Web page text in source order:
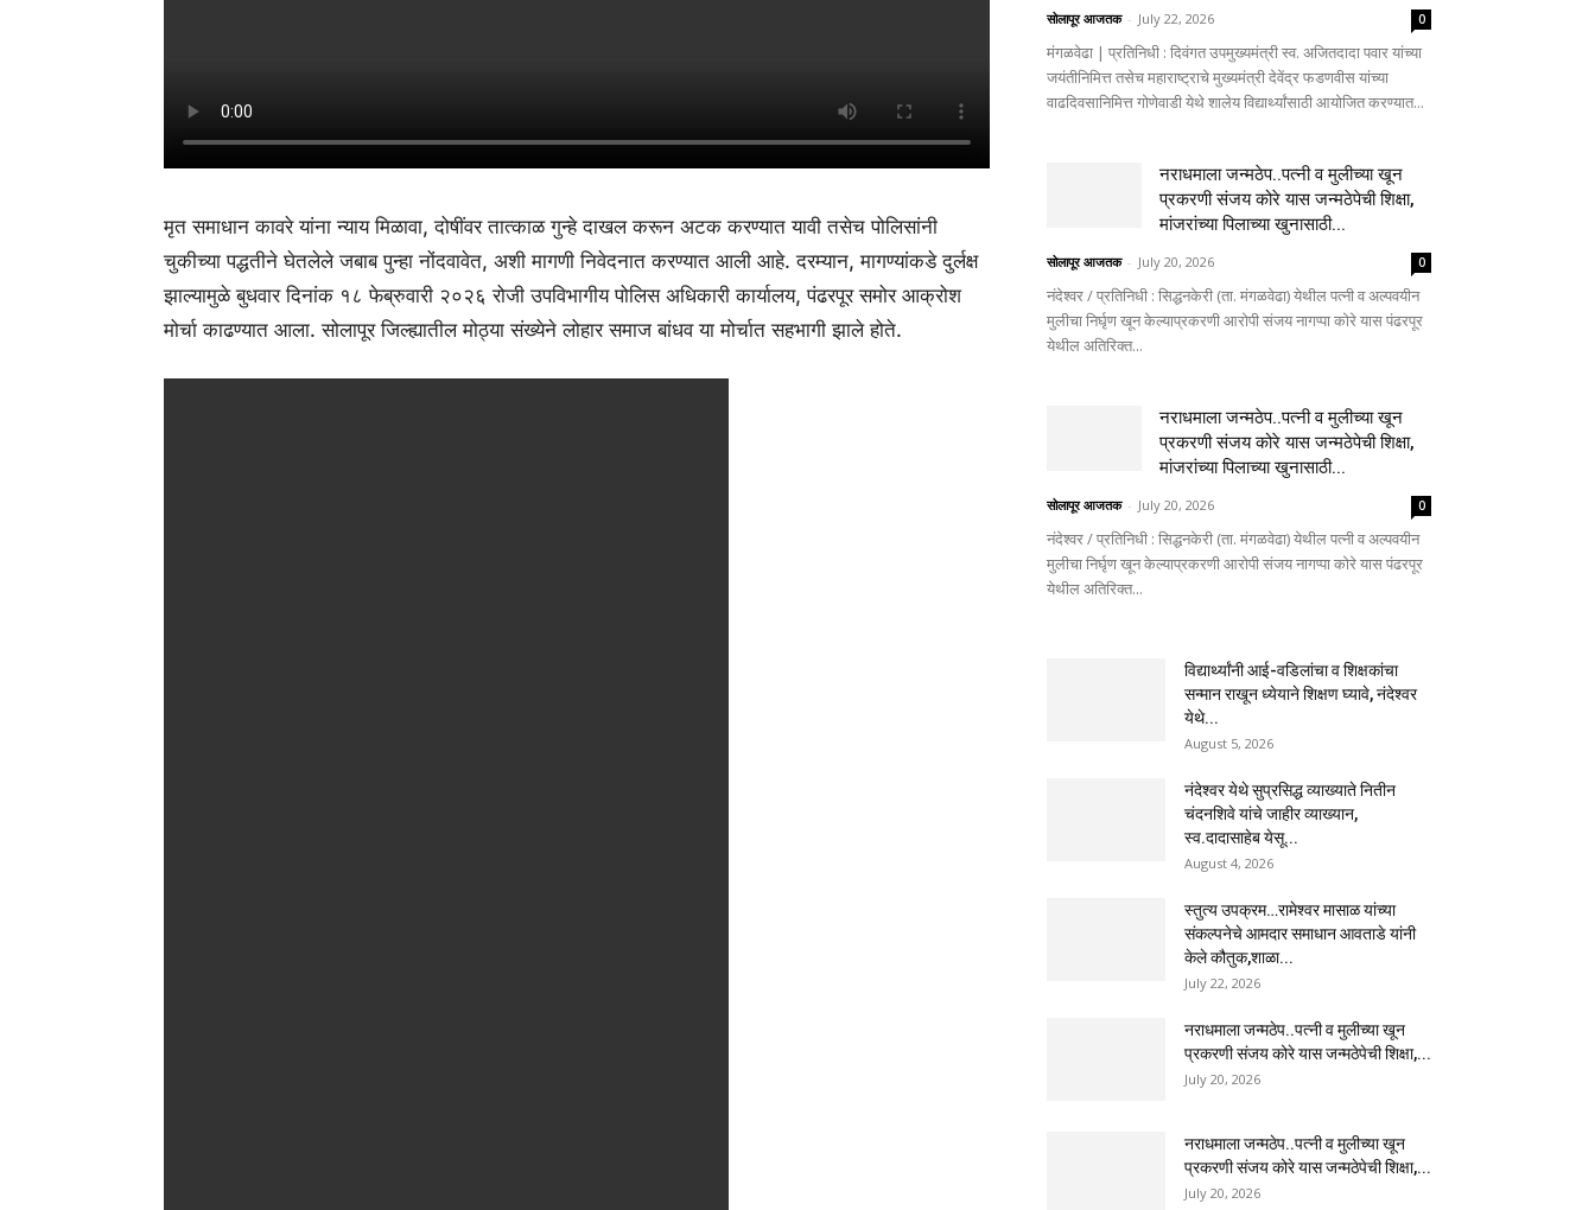
मृत समाधान कावरे यांना न्याय मिळावा, दोषींवर तात्काळ गुन्हे दाखल करून अटक करण्यात यावी तसेच पोलिसांनी
चुकीच्या पद्धतीने घेतलेले जबाब पुन्हा नोंदवावेत, अशी मागणी निवेदनात करण्यात आली आहे. दरम्यान, मागण्यांकडे दुर्लक्ष
झाल्यामुळे बुधवार दिनांक १८ फेब्रुवारी २०२६ रोजी उपविभागीय पोलिस अधिकारी कार्यालय, पंढरपूर समोर आक्रोश
मोर्चा काढण्यात आला. सोलापूर जिल्ह्यातील मोठ्या संख्येने लोहार समाज बांधव या मोर्चात सहभागी झाले होते.
सोलापूर आजतक - July 22, 2026 0
मंगळवेढा | प्रतिनिधी : दिवंगत उपमुख्यमंत्री स्व. अजितदादा पवार यांच्या
जयंतीनिमित्त तसेच महाराष्ट्राचे मुख्यमंत्री देवेंद्र फडणवीस यांच्या
वाढदिवसानिमित्त गोणेवाडी येथे शालेय विद्यार्थ्यांसाठी आयोजित करण्यात...
नराधमाला जन्मठेप..पत्नी व मुलीच्या खून
प्रकरणी संजय कोरे यास जन्मठेपेची शिक्षा,
मांजरांच्या पिलाच्या खुनासाठी...
सोलापूर आजतक - July 20, 2026 0
नंदेश्वर / प्रतिनिधी : सिद्धनकेरी (ता. मंगळवेढा) येथील पत्नी व अल्पवयीन
मुलीचा निर्घृण खून केल्याप्रकरणी आरोपी संजय नागप्पा कोरे यास पंढरपूर
येथील अतिरिक्त...
नराधमाला जन्मठेप..पत्नी व मुलीच्या खून
प्रकरणी संजय कोरे यास जन्मठेपेची शिक्षा,
मांजरांच्या पिलाच्या खुनासाठी...
सोलापूर आजतक - July 20, 2026 0
नंदेश्वर / प्रतिनिधी : सिद्धनकेरी (ता. मंगळवेढा) येथील पत्नी व अल्पवयीन
मुलीचा निर्घृण खून केल्याप्रकरणी आरोपी संजय नागप्पा कोरे यास पंढरपूर
येथील अतिरिक्त...
विद्यार्थ्यांनी आई-वडिलांचा व शिक्षकांचा
सन्मान राखून ध्येयाने शिक्षण घ्यावे, नंदेश्वर
येथे...
August 5, 2026
नंदेश्वर येथे सुप्रसिद्ध व्याख्याते नितीन
चंदनशिवे यांचे जाहीर व्याख्यान,
स्व.दादासाहेब येसू...
August 4, 2026
स्तुत्य उपक्रम…रामेश्वर मासाळ यांच्या
संकल्पनेचे आमदार समाधान आवताडे यांनी
केले कौतुक,शाळा...
July 22, 2026
नराधमाला जन्मठेप..पत्नी व मुलीच्या खून
प्रकरणी संजय कोरे यास जन्मठेपेची शिक्षा,...
July 20, 2026
नराधमाला जन्मठेप..पत्नी व मुलीच्या खून
प्रकरणी संजय कोरे यास जन्मठेपेची शिक्षा,...
July 20, 2026